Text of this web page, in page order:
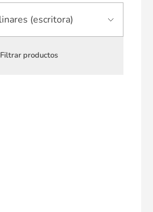
Filtrar productos